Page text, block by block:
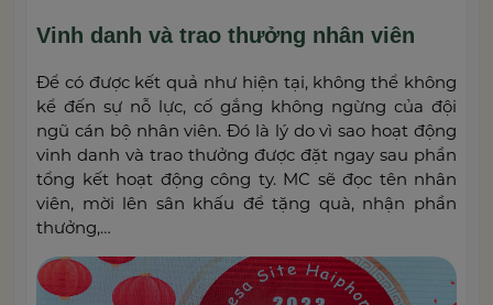
Vinh danh và trao thưởng nhân viên
Để có được kết quả như hiện tại, không thể không
kể đến sự nỗ lực, cố gắng không ngừng của đội
ngũ cán bộ nhân viên. Đó là lý do vì sao hoạt động
vinh danh và trao thưởng được đặt ngay sau phần
tổng kết hoạt động công ty. MC sẽ đọc tên nhân
viên, mời lên sân khấu để tặng quà, nhận phần
thưởng,…